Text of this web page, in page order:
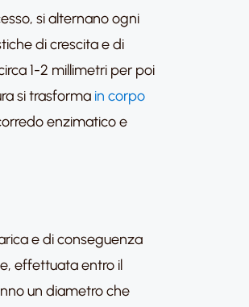
si alternano ogni
di crescita e di
1-2 millimetri per poi
si trasforma in corpo
enzimatico e
e di conseguenza
effettuata entro il
un diametro che